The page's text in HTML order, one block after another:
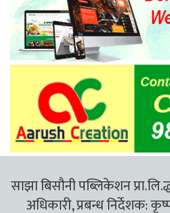
साझा बिसौनी पब्लिकेशन
अधिकारी, प्रबन्ध निर्देशक: